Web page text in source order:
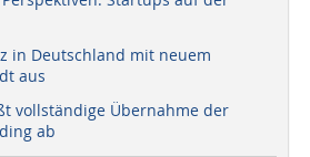
in Deutschland mit neuem
aus
vollständige Übernahme der
ab